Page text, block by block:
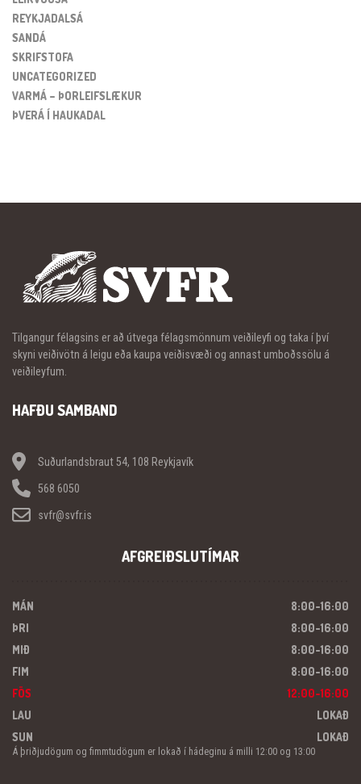
REYKJADALSÁ
SANDÁ
SKRIFSTOFA
UNCATEGORIZED
VARMÁ – ÞORLEIFSLÆKUR
ÞVERÁ Í HAUKADAL
Tilgangur félagsins er að útvega félagsmönnum veiðileyfi og taka í því
skyni veiðivötn á leigu eða kaupa veiðisvæði og annast umboðssölu á
veiðileyfum.
HAFÐU SAMBAND
Suðurlandsbraut 54, 108 Reykjavík
568 6050
svfr@svfr.is
AFGREIÐSLUTÍMAR
MÁN
8:00-16:00
ÞRI
8:00-16:00
MIÐ
8:00-16:00
FIM
8:00-16:00
FÖS
12:00-16:00
LAU
LOKAÐ
SUN
LOKAÐ
Á þriðjudögum og fimmtudögum er lokað í hádeginu á milli 12:00 og 13:00